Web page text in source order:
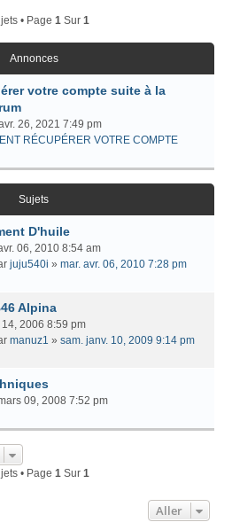
• Page 1Sur 1
Annonces
votre compte suite à la
26, 2021 7:49 pm
RÉCUPÉRER VOTRE COMPTE
Sujets
D'huile
06, 2010 8:54 am
juju540i » mar. avr. 06, 2010 7:28 pm
Alpina
2006 8:59 pm
manuz1 » sam. janv. 10, 2009 9:14 pm
09, 2008 7:52 pm
• Page 1Sur 1
Aller